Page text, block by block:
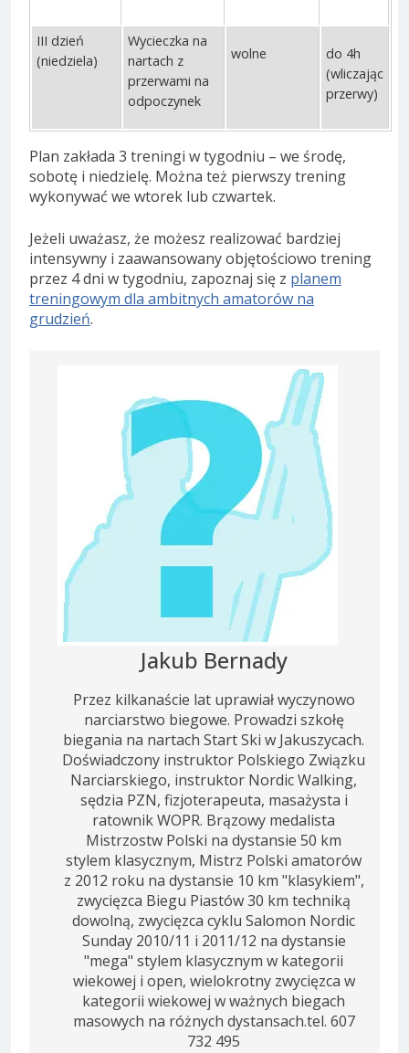
III dzień
(niedziela)
Wycieczka na
nartach z
przerwami na
odpoczynek
wolne
do 4h
(wliczając
przerwy)
Plan zakłada 3 treningi w tygodniu – we środę,
sobotę i niedzielę. Można też pierwszy trening
wykonywać we wtorek lub czwartek.
Jeżeli uważasz, że możesz realizować bardziej
intensywny i zaawansowany objętościowo trening
przez 4 dni w tygodniu, zapoznaj się z planem
treningowym dla ambitnych amatorów na
grudzień.
Jakub Bernady
Przez kilkanaście lat uprawiał wyczynowo
narciarstwo biegowe. Prowadzi szkołę
biegania na nartach Start Ski w Jakuszycach.
Doświadczony instruktor Polskiego Związku
Narciarskiego, instruktor Nordic Walking,
sędzia PZN, fizjoterapeuta, masażysta i
ratownik WOPR. Brązowy medalista
Mistrzostw Polski na dystansie 50 km
stylem klasycznym, Mistrz Polski amatorów
z 2012 roku na dystansie 10 km "klasykiem",
zwycięzca Biegu Piastów 30 km techniką
dowolną, zwycięzca cyklu Salomon Nordic
Sunday 2010/11 i 2011/12 na dystansie
"mega" stylem klasycznym w kategorii
wiekowej i open, wielokrotny zwycięzca w
kategorii wiekowej w ważnych biegach
masowych na różnych dystansach.tel. 607
732 495